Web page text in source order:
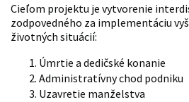
Cieľom projektu je vytvorenie
zodpovedného za implementáciu
životných situácií:
Úmrtie a dedičské konanie
Administratívny chod podniku
Uzavretie manželstva